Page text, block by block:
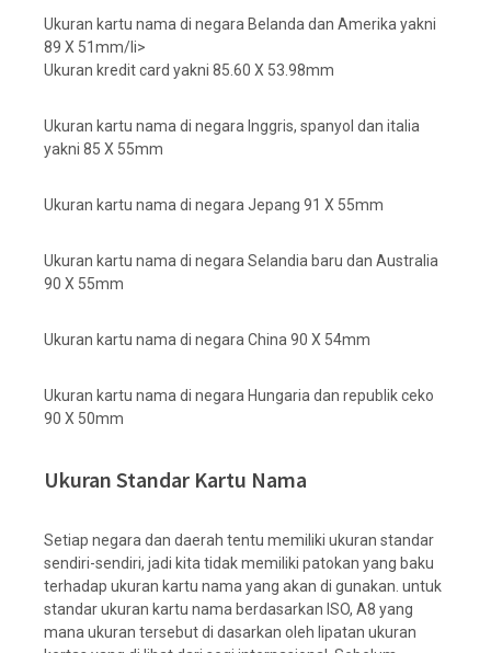
Ukuran kartu nama di negara Belanda dan Amerika yakni
89 X 51mm/li>
Ukuran kredit card yakni 85.60 X 53.98mm
Ukuran kartu nama di negara Inggris, spanyol dan italia
yakni 85 X 55mm
Ukuran kartu nama di negara Jepang 91 X 55mm
Ukuran kartu nama di negara Selandia baru dan Australia
90 X 55mm
Ukuran kartu nama di negara China 90 X 54mm
Ukuran kartu nama di negara Hungaria dan republik ceko
90 X 50mm
Ukuran Standar Kartu Nama
Setiap negara dan daerah tentu memiliki ukuran standar
sendiri-sendiri, jadi kita tidak memiliki patokan yang baku
terhadap ukuran kartu nama yang akan di gunakan. untuk
standar ukuran kartu nama berdasarkan ISO, A8 yang
mana ukuran tersebut di dasarkan oleh lipatan ukuran